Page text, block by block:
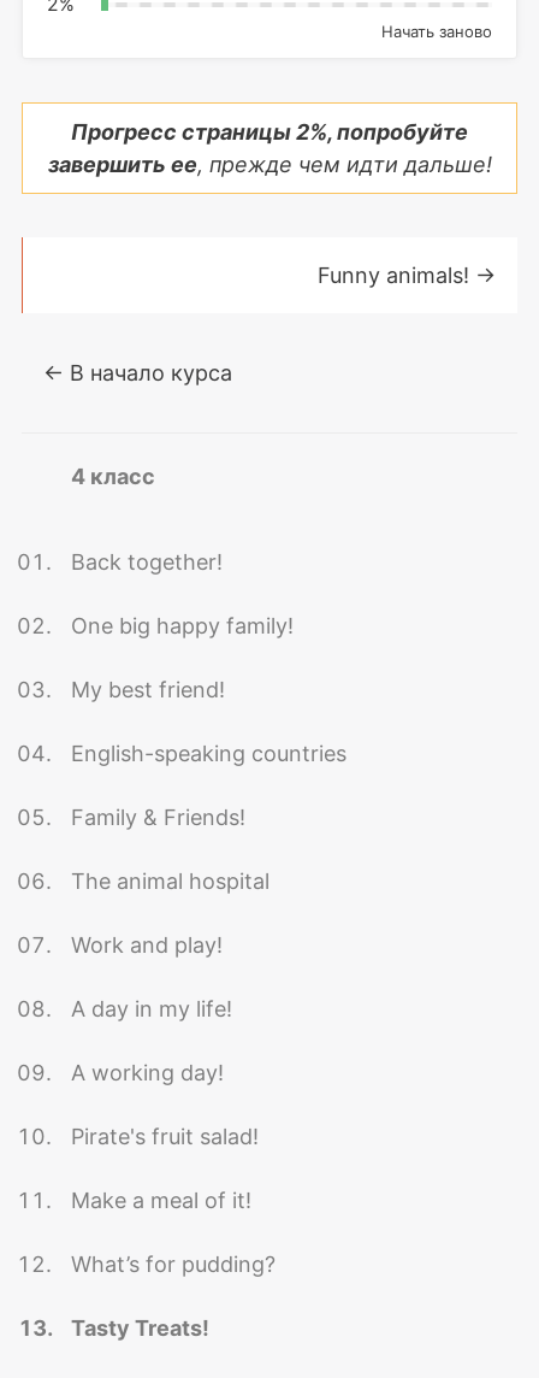
2%
Начать заново
Прогресс страницы2%, попробуйте
завершить ее, прежде чем идти дальше!
← В начало курса
Funny animals! →
4 класс
Back together!
One big happy family!
My best friend!
English-speaking countries
Family & Friends!
The animal hospital
Work and play!
A day in my life!
A working day!
Pirate's fruit salad!
Make a meal of it!
What’s for pudding?
Tasty Treats!